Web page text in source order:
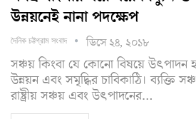
উন্নয়নেই নানা পদক্ষেপ
দৈনিক চট্টগ্রাম সংবাদ ডিসে ২৪, ২০১৮
সঞ্চয় কিংবা যে কোনো বিষয়ে
উন্নয়ন এবং সমৃদ্ধির চাবিকাঠি। ব্যক্তি
রাষ্ট্রীয় সঞ্চয় এবং উৎপাদনের…